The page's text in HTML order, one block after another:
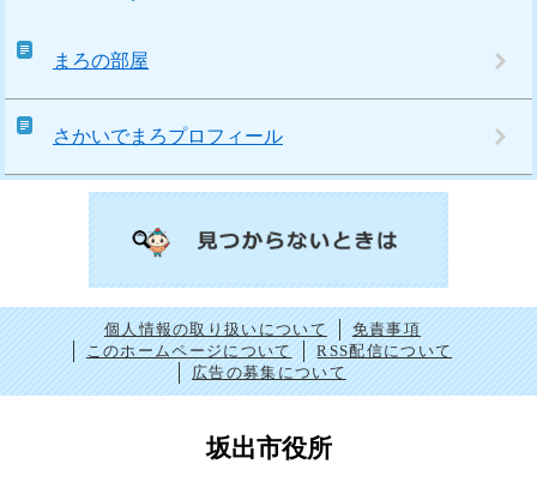
まろの部屋
さかいでまろプロフィール
個人情報の取り扱いについて
免責事項
このホームページについて
RSS配信について
広告の募集について
坂出市役所